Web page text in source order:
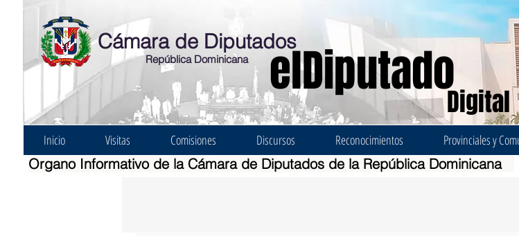
Digital
elDiputado
Cámara de Diputados
República Dominicana
Inicio Visitas Comisiones Discursos Reconocimientos Provinciales y
Organo Informativo de la Cámara de Diputados de la República Dominicana